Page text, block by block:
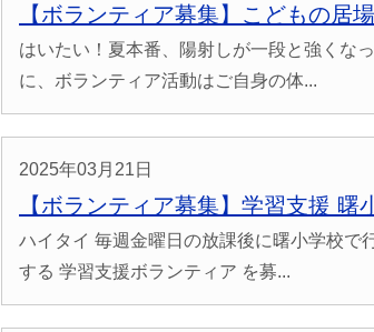
【ボランティア募集】こどもの居
はいたい！夏本番、陽射しが一段と強くな
に、ボランティア活動はご自身の体...
2025年03月21日
【ボランティア募集】学習支援 曙
ハイタイ 毎週金曜日の放課後に曙小学校で
する 学習支援ボランティア を募...